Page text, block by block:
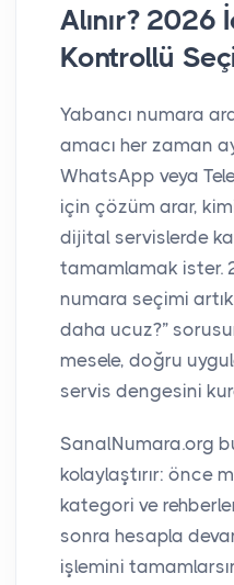
Alınır? 2026
Kontrollü
Yabancı numara
amacı her zaman
WhatsApp veya
için çözüm arar,
dijital servislerde
tamamlamak ister.
numara seçimi
daha ucuz?”
mesele, doğru
servis dengesini
SanalNumara.org
kolaylaştırır: önce
kategori ve
sonra hesapla
işlemini